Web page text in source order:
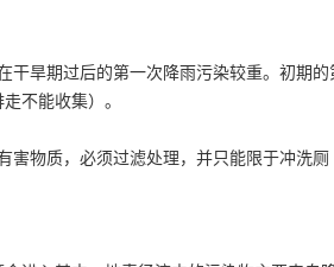
干旱期过后的第一次降雨污染较重。初期的
不能收集）。
害物质，必须过滤处理，并只能限于冲洗厕